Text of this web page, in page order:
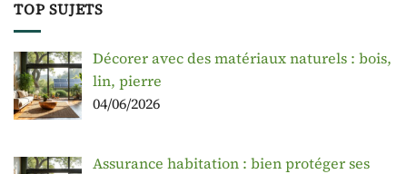
TOP SUJETS
Décorer avec des matériaux naturels : bois,
lin, pierre
04/06/2026
Assurance habitation : bien protéger ses